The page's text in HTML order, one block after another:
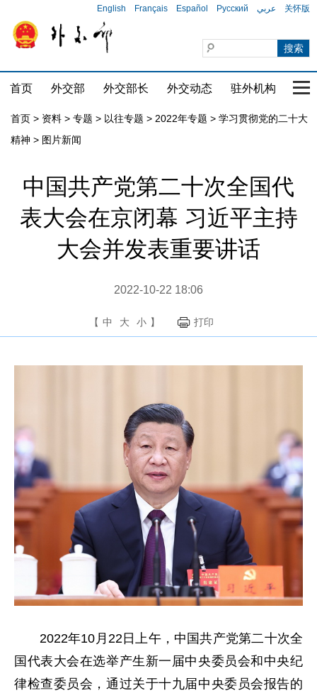
English Français Español Русский عربي 关怀版
首页 外交部 外交部长 外交动态 驻外机构 国
首页 > 资料 > 专题 > 以往专题 > 2022年专题 > 学习贯彻党的二十大
精神 > 图片新闻
中国共产党第二十次全国代
表大会在京闭幕 习近平主持
大会并发表重要讲话
2022-10-22 18:06
【 中 大 小 】 打印
2022年10月22日上午，中国共产党第二十次全
国代表大会在选举产生新一届中央委员会和中央纪
律检查委员会，通过关于十九届中央委员会报告的